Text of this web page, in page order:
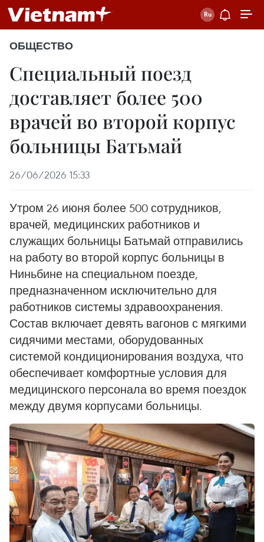
ОБЩЕСТВО
Специальный поезд
доставляет более 500
врачей во второй корпус
больницы Батьмай
26/06/2026 15:33
Утром 26 июня более 500 сотрудников,
врачей, медицинских работников и
служащих больницы Батьмай отправились
на работу во второй корпус больницы в
Ниньбине на специальном поезде,
предназначенном исключительно для
работников системы здравоохранения.
Состав включает девять вагонов с мягкими
сидячими местами, оборудованных
системой кондиционирования воздуха, что
обеспечивает комфортные условия для
медицинского персонала во время поездок
между двумя корпусами больницы.